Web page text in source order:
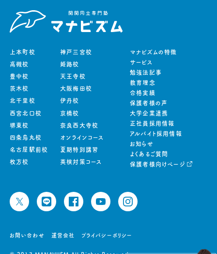
上本町校
高槻校
豊中校
茨木校
北千里校
西宮北口校
堺東校
四条烏丸校
名古屋駅前校
枚方校
神戸三宮校
姫路校
天王寺校
大阪梅田校
伊丹校
京橋校
奈良西大寺校
オンラインコース
夏期特別講習
英検対策コース
マナビズムの特徴
サービス
勉強法記事
教育理念
合格実績
保護者様の声
大学企業連携
正社員採用情報
アルバイト採用情報
お知らせ
よくあるご質問
保護者様向けページ
お問い合わせ 運営会社 プライバシーポリシー